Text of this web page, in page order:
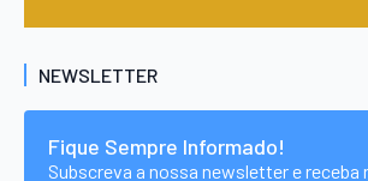
NEWSLETTER
Fique Sempre Informado!
Subscreva a nossa newsletter e